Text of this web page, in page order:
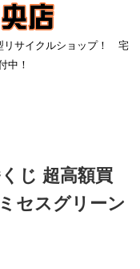
リサイクルショップ！ 宅
中！
じ 超高額買
セスグリーン